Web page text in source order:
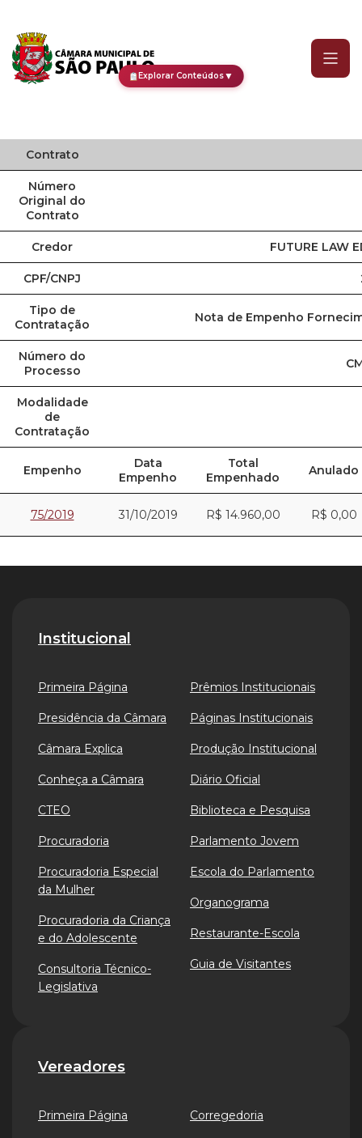
Explorar Conteúdos▼
Contrato
Número
Original do
Contrato
Credor FUTURE LAW
CPF/CNPJ
Tipo de
Contratação
Nota de Empenho
Número do
Processo
Modalidade
de
Contratação
Empenho
Data
Empenho
Total
Empenhado
Anulado
75/2019 31/10/2019 R$ 14.960,00 R$ 0,00
Institucional
Primeira Página
Presidência da Câmara
Câmara Explica
Conheça a Câmara
CTEO
Procuradoria
Procuradoria Especial
da Mulher
Procuradoria da Criança
e do Adolescente
Consultoria Técnico-
Legislativa
Prêmios Institucionais
Páginas Institucionais
Produção Institucional
Diário Oficial
Biblioteca e Pesquisa
Parlamento Jovem
Escola do Parlamento
Organograma
Restaurante-Escola
Guia de Visitantes
Vereadores
Primeira Página Corregedoria